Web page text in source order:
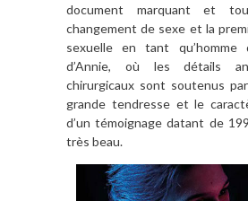
document marquant et
changement de sexe et la
sexuelle en tant qu’homme
d’Annie, où les détails
chirurgicaux sont soutenus
grande tendresse et le
d’un témoignage datant de
très beau.